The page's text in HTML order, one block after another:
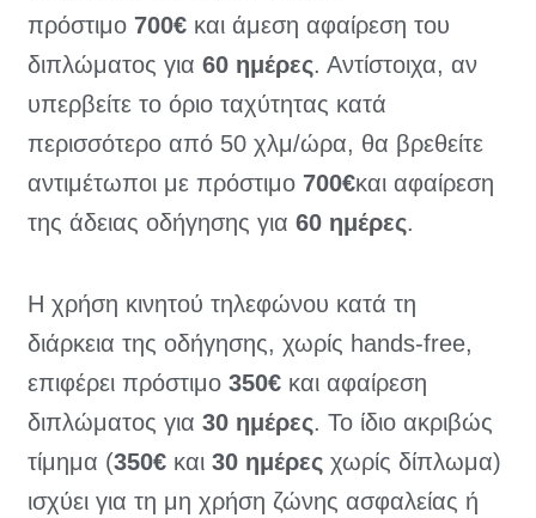
πρόστιμο 700€ και άμεση αφαίρεση του
διπλώματος για 60 ημέρες. Αντίστοιχα, αν
υπερβείτε το όριο ταχύτητας κατά
περισσότερο από 50 χλμ/ώρα, θα βρεθείτε
αντιμέτωποι με πρόστιμο 700€και αφαίρεση
της άδειας οδήγησης για 60 ημέρες.
Η χρήση κινητού τηλεφώνου κατά τη
διάρκεια της οδήγησης, χωρίς hands-free,
επιφέρει πρόστιμο 350€ και αφαίρεση
διπλώματος για 30 ημέρες. Το ίδιο ακριβώς
τίμημα (350€ και 30 ημέρες χωρίς δίπλωμα)
ισχύει για τη μη χρήση ζώνης ασφαλείας ή